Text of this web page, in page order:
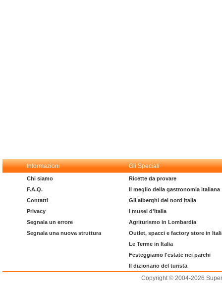
Informazioni Gli Speciali
Chi siamo
F.A.Q.
Contatti
Privacy
Segnala un errore
Segnala una nuova struttura
Ricette da provare
Il meglio della gastronomia italiana
Gli alberghi del nord Italia
I musei d'Italia
Agriturismo in Lombardia
Outlet, spacci e factory store in
Le Terme in Italia
Festeggiamo l'estate nei parchi
Il dizionario del turista
Copyright © 2004-2026